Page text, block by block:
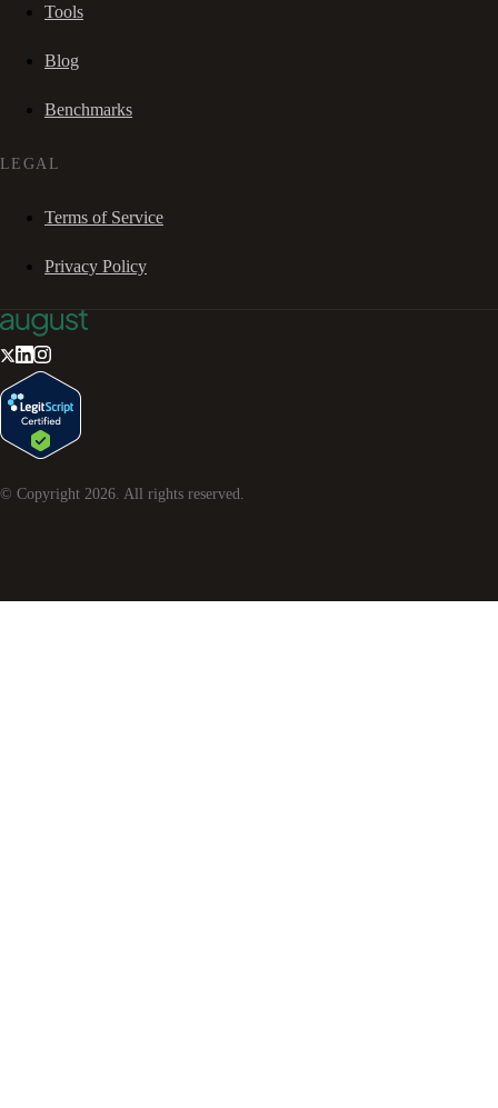
Tools
Blog
Benchmarks
LEGAL
Terms of Service
Privacy Policy
© Copyright 2026. All rights reserved.